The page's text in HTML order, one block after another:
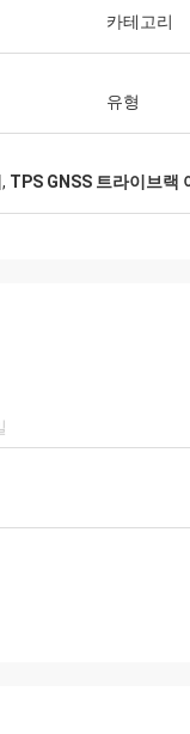
카테고리
유형
, TPS GNSS 트라이브랙